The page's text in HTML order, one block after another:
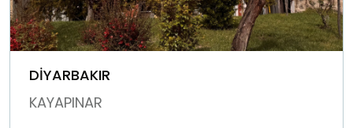
DİYARBAKIR
KAYAPINAR